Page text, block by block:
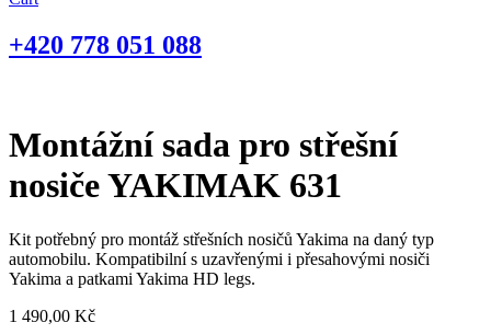
+420 778 051 088
Montážní sada pro střešní
nosiče YAKIMAK 631
Kit potřebný pro montáž střešních nosičů Yakima na daný typ
automobilu. Kompatibilní s uzavřenými i přesahovými nosiči
Yakima a patkami Yakima HD legs.
1 490,00 Kč